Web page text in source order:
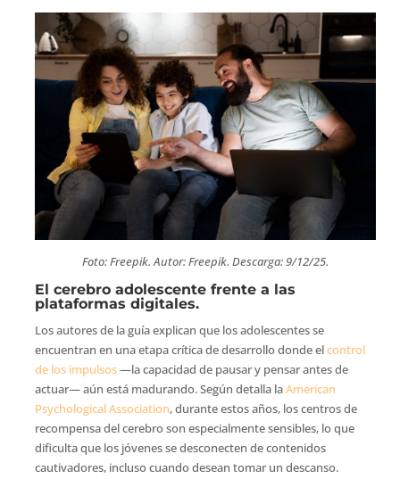
Foto: Freepik. Autor: Freepik. Descarga: 9/12/25.
El cerebro adolescente frente a las
plataformas digitales.
Los autores de la guía explican que los adolescentes se
encuentran en una etapa crítica de desarrollo donde elcontrol
de los impulsos—la capacidad de pausar y pensar antes de
actuar— aún está madurando. Según detalla laAmerican
Psychological Association, durante estos años, los centros de
recompensa del cerebro son especialmente sensibles, lo que
dificulta que los jóvenes se desconecten de contenidos
cautivadores, incluso cuando desean tomar un descanso.